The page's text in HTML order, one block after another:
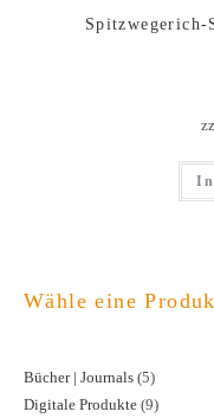
In
Wähle eine
Bücher | Journals 55
Produkte
Digitale Produkte 99